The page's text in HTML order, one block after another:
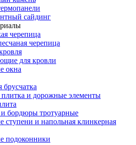
сайдинг
черепица
черепица
для кровли
окна
плитка и дорожные элементы
бордюры тротуарные
ступени и напольная клинкерная
подоконники